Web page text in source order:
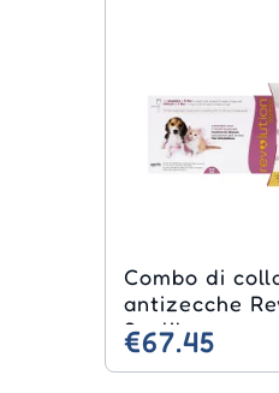
Combo di
antizecche
Scalibor
€67.45